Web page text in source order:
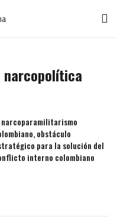
narcopolítica
narcoparamilitarismo
obstáculo
para la solución del
interno colombiano